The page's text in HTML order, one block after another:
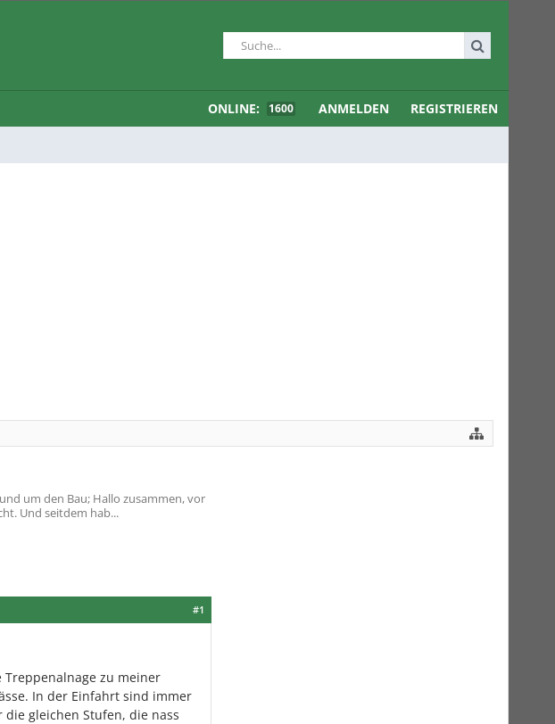
ONLINE: 1600 ANMELDEN REGISTRIEREN
um den Bau; Hallo zusammen, vor
Und seitdem hab...
#1
zu meiner
In der Einfahrt sind immer
gleichen Stufen, die nass